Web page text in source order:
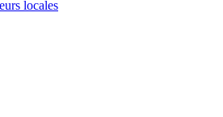
locales